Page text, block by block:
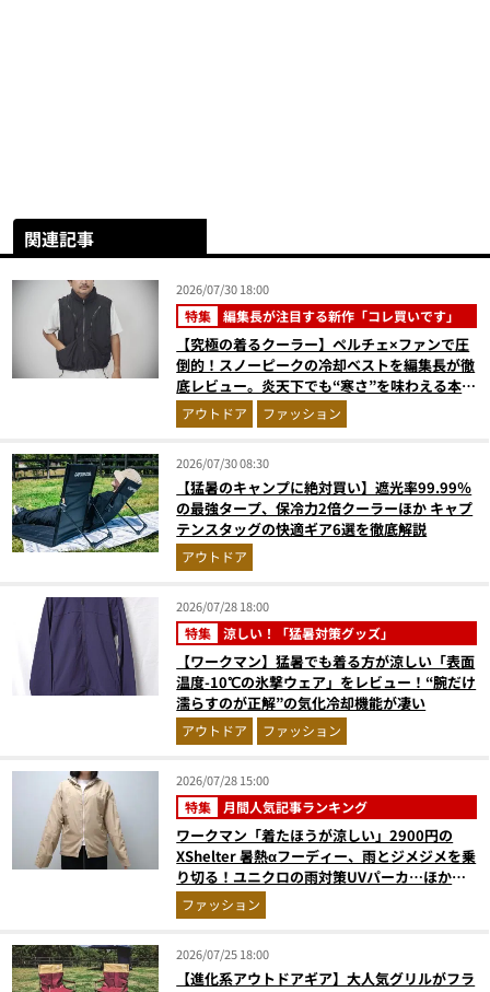
関連記事
2026/07/30 18:00
特集 編集長が注目する新作「コレ買いです」
【究極の着るクーラー】ペルチェ×ファンで圧
倒的！スノーピークの冷却ベストを編集長が徹
底レビュー。炎天下でも“寒さ”を味わえる本気
のギア『コレ買いです』Vol.172
アウトドア ファッション
2026/07/30 08:30
【猛暑のキャンプに絶対買い】遮光率99.99％
の最強タープ、保冷力2倍クーラーほか キャプ
テンスタッグの快適ギア6選を徹底解説
アウトドア
2026/07/28 18:00
特集 涼しい！「猛暑対策グッズ」
【ワークマン】猛暑でも着る方が涼しい「表面
温度-10℃の氷撃ウェア」をレビュー！“腕だけ
濡らすのが正解”の気化冷却機能が凄い
アウトドア ファッション
2026/07/28 15:00
特集 月間人気記事ランキング
ワークマン「着たほうが涼しい」2900円の
XShelter 暑熱αフーディー、雨とジメジメを乗
り切る！ユニクロの雨対策UVパーカ…ほか
【アウターの人気記事ランキングベスト3】
（2026年6月版）
ファッション
2026/07/25 18:00
【進化系アウトドアギア】大人気グリルがフラ